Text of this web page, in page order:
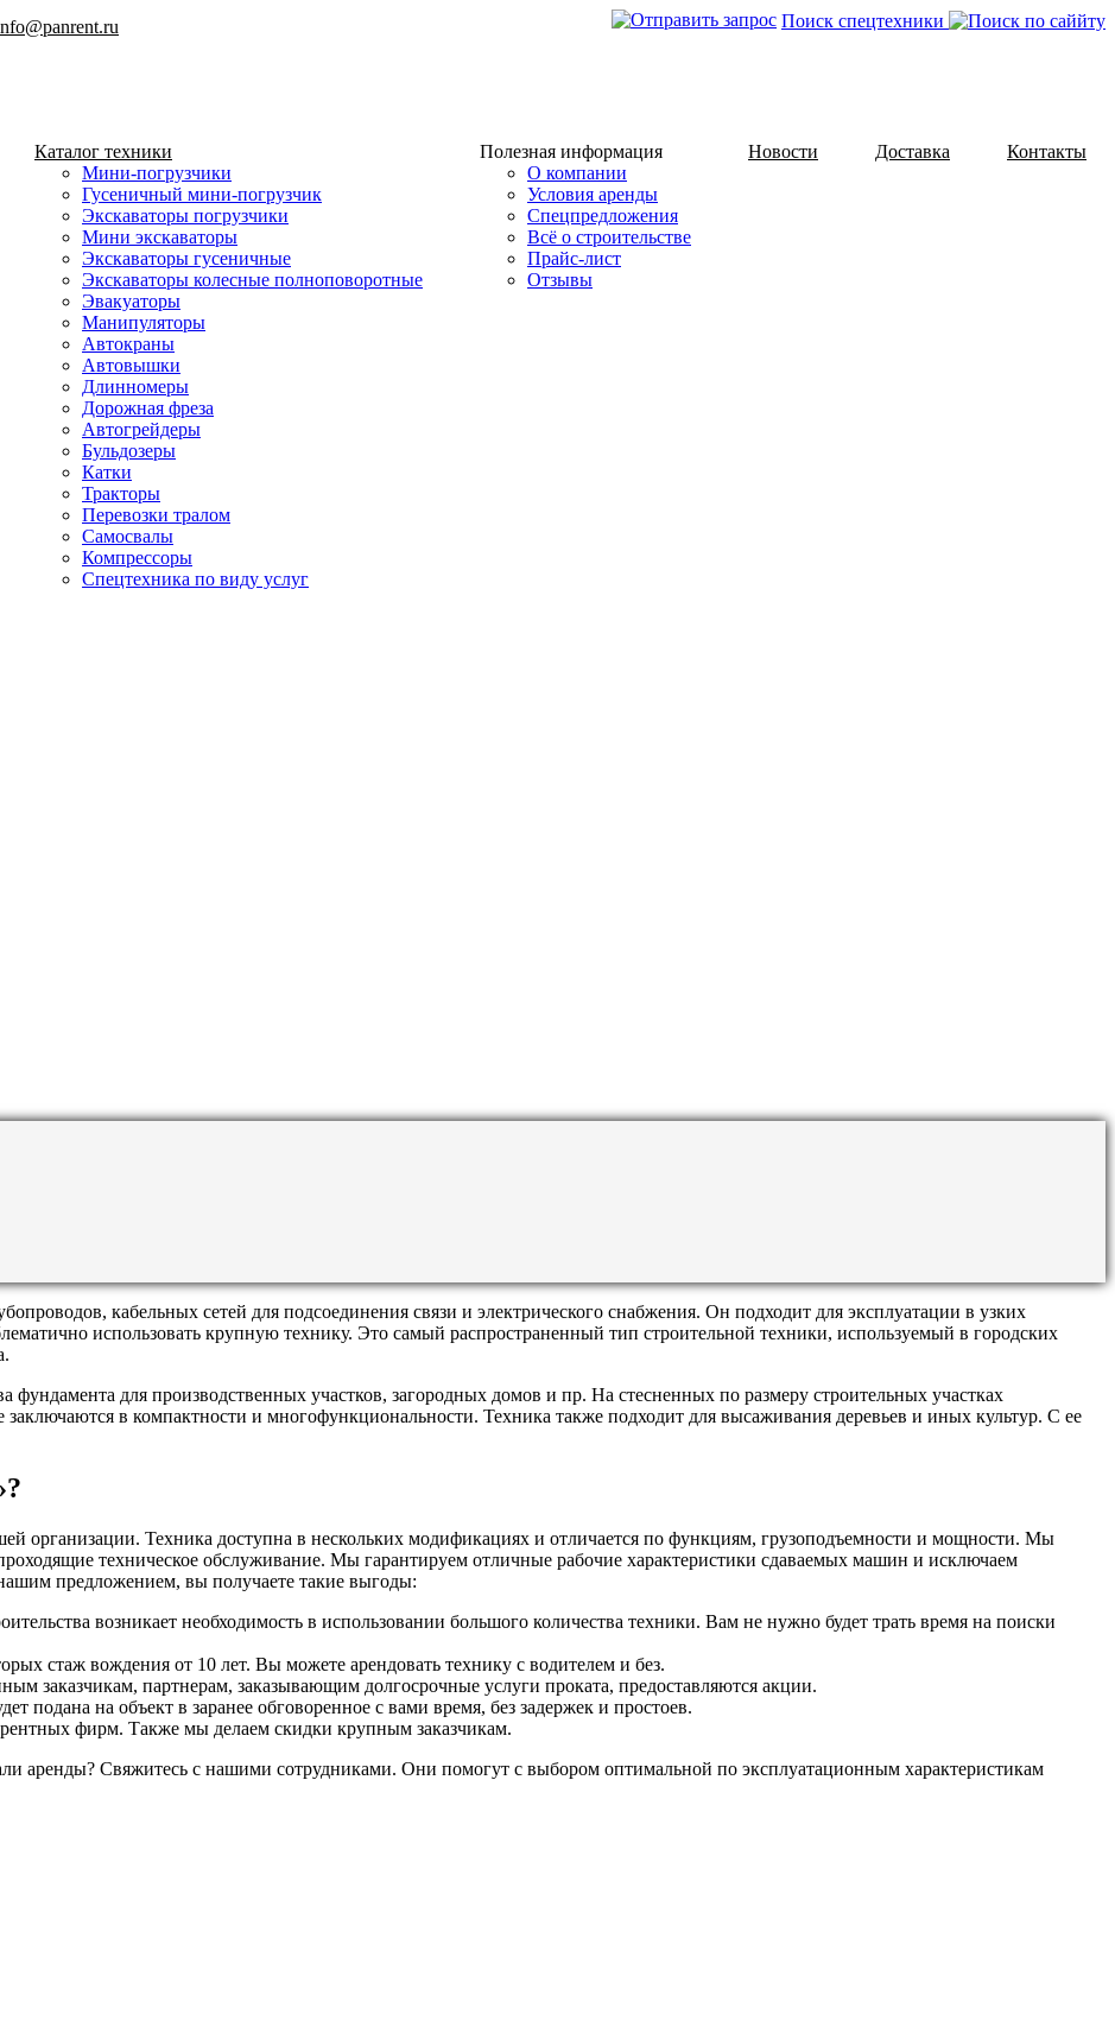
Поиск спецтехники
Каталог техники
Мини-погрузчики
Гусеничный мини-погрузчик
Экскаваторы погрузчики
Мини экскаваторы
Экскаваторы гусеничные
Экскаваторы колесные полноповоротные
Эвакуаторы
Манипуляторы
Автокраны
Автовышки
Длинномеры
Дорожная фреза
Автогрейдеры
Бульдозеры
Катки
Тракторы
Перевозки тралом
Самосвалы
Компрессоры
Спецтехника по виду услуг
Полезная информация
О компании
Условия аренды
Спецпредложения
Всё о строительстве
Прайс-лист
Отзывы
Новости Доставка Контакты
кабельных сетей для подсоединения связи и электрического снабжения. Он подходит для эксплуатации в узких
использовать крупную технику. Это самый распространенный тип строительной техники, используемый в городских
фундамента для производственных участков, загородных домов и пр. На стесненных по размеру строительных участках
в компактности и многофункциональности. Техника также подходит для высаживания деревьев и иных культур. С ее
Техника доступна в нескольких модификациях и отличается по функциям, грузоподъемности и мощности. Мы
техническое обслуживание. Мы гарантируем отличные рабочие характеристики сдаваемых машин и исключаем
предложением, вы получаете такие выгоды:
возникает необходимость в использовании большого количества техники. Вам не нужно будет трать время на поиски
стаж вождения от 10 лет. Вы можете арендовать технику с водителем и без.
заказчикам, партнерам, заказывающим долгосрочные услуги проката, предоставляются акции.
подана на объект в заранее обговоренное с вами время, без задержек и простоев.
фирм. Также мы делаем скидки крупным заказчикам.
аренды? Свяжитесь с нашими сотрудниками. Они помогут с выбором оптимальной по эксплуатационным характеристикам